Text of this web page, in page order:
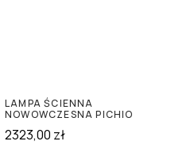
LAMPA ŚCIENNA
NOWOWCZESNA PICHIO
2323,00 zł